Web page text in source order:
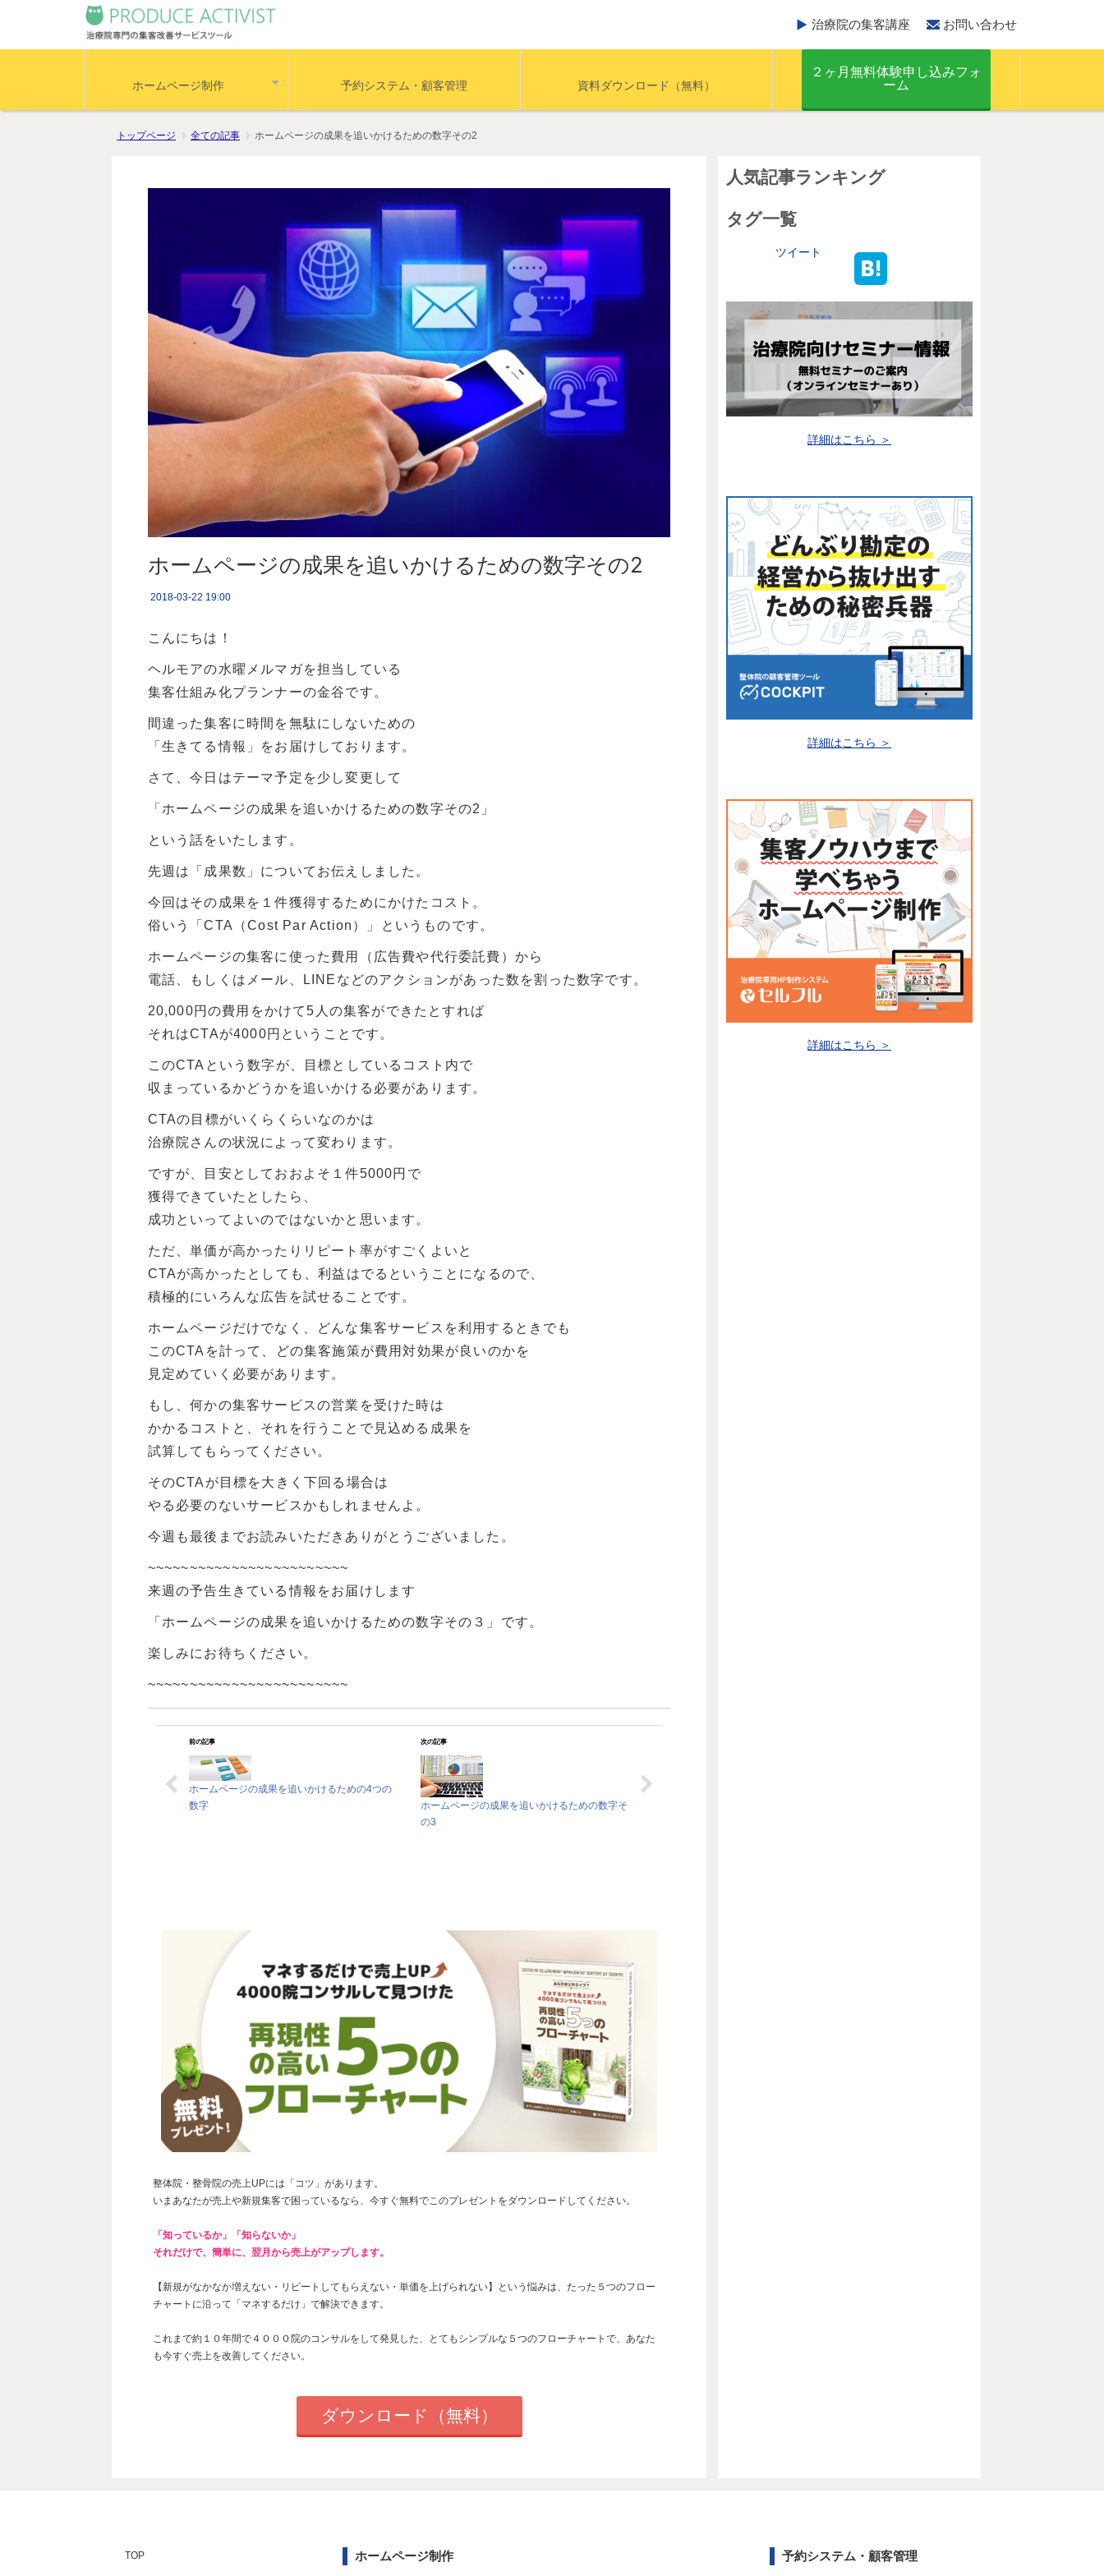
治療院の集客講座 お問い合わせ
ホームページ制作 予約システム・顧客管理 資料ダウンロード（無料）
２ヶ月無料体験申し込みフォ
ーム
トップページ 全ての記事 ホームページの成果を追いかけるための数字その2
ホームページの成果を追いかけるための数字その2
2018-03-22 19:00
こんにちは！
ヘルモアの水曜メルマガを担当している
集客仕組み化プランナーの金谷です。
間違った集客に時間を無駄にしないための
「生きてる情報」をお届けしております。
さて、今日はテーマ予定を少し変更して
「ホームページの成果を追いかけるための数字その2」
という話をいたします。
先週は「成果数」についてお伝えしました。
今回はその成果を１件獲得するためにかけたコスト。
俗いう「CTA（Cost Par Action）」というものです。
ホームページの集客に使った費用（広告費や代行委託費）から
電話、もしくはメール、LINEなどのアクションがあった数を割った数字です。
20,000円の費用をかけて5人の集客ができたとすれば
それはCTAが4000円ということです。
このCTAという数字が、目標としているコスト内で
収まっているかどうかを追いかける必要があります。
CTAの目標がいくらくらいなのかは
治療院さんの状況によって変わります。
ですが、目安としておおよそ１件5000円で
獲得できていたとしたら、
成功といってよいのではないかと思います。
ただ、単価が高かったりリピート率がすごくよいと
CTAが高かったとしても、利益はでるということになるので、
積極的にいろんな広告を試せることです。
ホームページだけでなく、どんな集客サービスを利用するときでも
このCTAを計って、どの集客施策が費用対効果が良いのかを
見定めていく必要があります。
もし、何かの集客サービスの営業を受けた時は
かかるコストと、それを行うことで見込める成果を
試算してもらってください。
そのCTAが目標を大きく下回る場合は
やる必要のないサービスかもしれませんよ。
今週も最後までお読みいただきありがとうございました。
~~~~~~~~~~~~~~~~~~~~~~~~
来週の予告生きている情報をお届けします
「ホームページの成果を追いかけるための数字その３」です。
楽しみにお待ちください。
~~~~~~~~~~~~~~~~~~~~~~~~
前の記事
ホームページの成果を追いかけるための4つの
数字
次の記事
ホームページの成果を追いかけるための数字そ
の3
整体院・整骨院の売上UPには「コツ」があります。
いまあなたが売上や新規集客で困っているなら、今すぐ無料でこのプレゼントをダウンロードしてください。
「知っているか」「知らないか」
それだけで、簡単に、翌月から売上がアップします。
【新規がなかなか増えない・ リピートしてもらえない ・単価を上げられない】 という悩みは、たった ５つのフロー
チャートに沿って「マネするだけ」で解決できます。
これまで約１０年間で４０００院のコンサルをして発見した、とてもシンプルな５つのフローチャートで、あなた
も今すぐ売上を改善してください。
ダウンロード（無料）
人気記事ランキング
タグ一覧
ツイート
詳細はこちら ＞
詳細はこちら ＞
詳細はこちら ＞
TOP ホームページ制作 予約システム・顧客管理